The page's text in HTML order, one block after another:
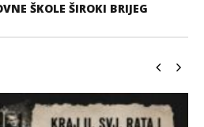
ŠKOLE ŠIROKI BRIJEG